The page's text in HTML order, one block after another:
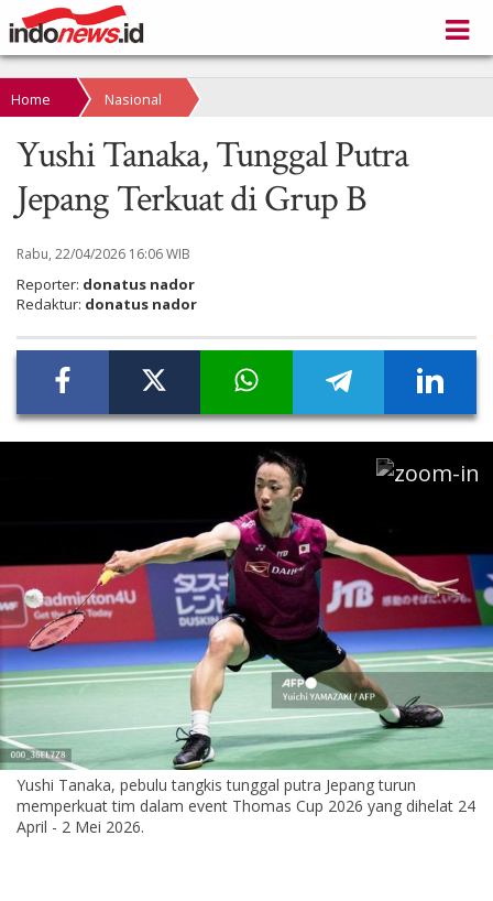
Home Nasional
Yushi Tanaka, Tunggal Putra
Jepang Terkuat di Grup B
Rabu, 22/04/2026 16:06 WIB
Reporter: donatus nador
Redaktur: donatus nador
Yushi Tanaka, pebulu tangkis tunggal putra Jepang turun
memperkuat tim dalam event Thomas Cup 2026 yang dihelat 24
April - 2 Mei 2026.